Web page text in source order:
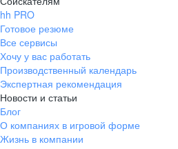
hh PRO
Готовое резюме
Все сервисы
Хочу у вас работать
Производственный календарь
Экспертная рекомендация
Новости и статьи
Блог
О компаниях в игровой форме
Жизнь в компании